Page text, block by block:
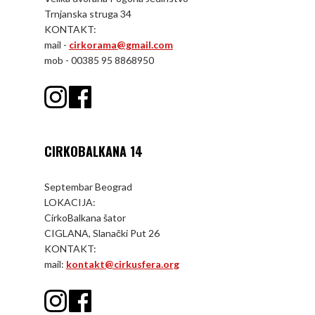
Trnjanska struga 34
KONTAKT:
mail - cirkorama@gmail.com
mob - 00385 95 8868950
CIRKOBALKANA 14
Septembar Beograd
LOKACIJA:
CirkoBalkana šator
CIGLANA, Slanački Put 26
KONTAKT:
mail: kontakt@cirkusfera.org